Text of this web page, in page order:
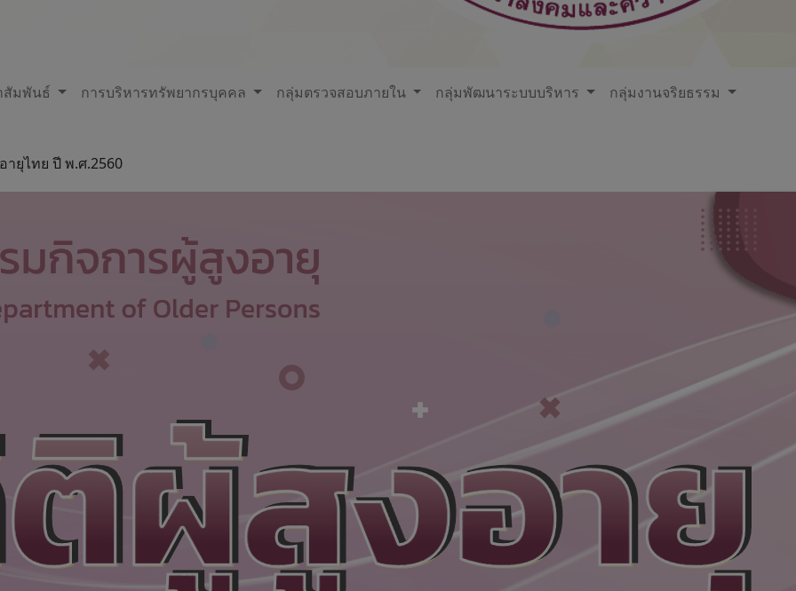
สัมพันธ์ การบริหารทรัพยากรบุคคล กลุ่มตรวจสอบภายใน กลุ่มพัฒนาระบบบริหาร กลุ่มงานจริยธรรม
ยุไทย ปี พ.ศ.2560